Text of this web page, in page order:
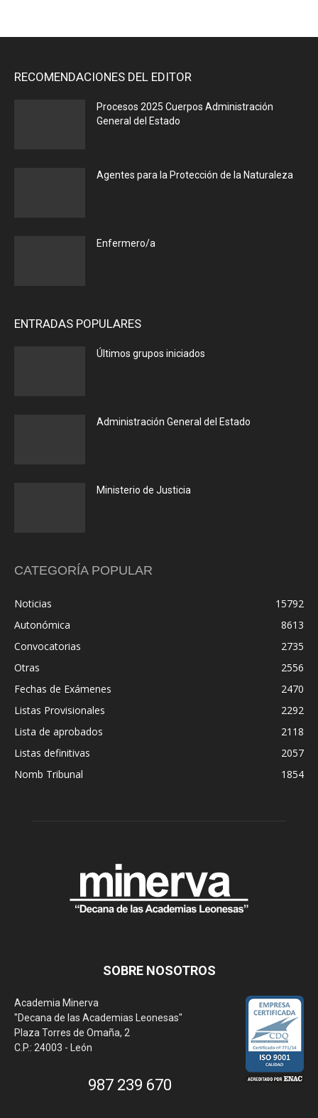
RECOMENDACIONES DEL EDITOR
Procesos 2025 Cuerpos Administración
General del Estado
Agentes para la Protección de la Naturaleza
Enfermero/a
ENTRADAS POPULARES
Últimos grupos iniciados
Administración General del Estado
Ministerio de Justicia
CATEGORÍA POPULAR
Noticias
15792
Autonómica
8613
Convocatorias
2735
Otras
2556
Fechas de Exámenes
2470
Listas Provisionales
2292
Lista de aprobados
2118
Listas definitivas
2057
Nomb Tribunal
1854
SOBRE NOSOTROS
Academia Minerva
"Decana de las Academias Leonesas"
Plaza Torres de Omaña, 2
C.P.: 24003 - León
987 239 670